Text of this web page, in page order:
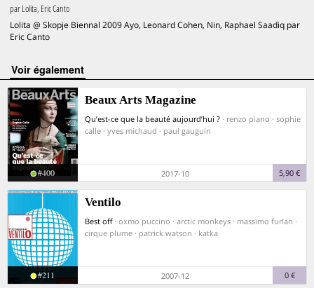
parLolita, Eric Canto
Lolita @ Skopje Biennal 2009 Ayo, Leonard Cohen, Nin, Raphael Saadiq par
Eric Canto
voir également
Beaux Arts Magazine
Qu’est-ce que la beauté aujourd’hui ? · renzo piano · sophie
calle · yves michaud · paul gauguin
#400 2017-10 5,90 €
Ventilo
Best off · oxmo puccino · arctic monkeys · massimo furlan ·
cirque plume · patrick watson · katka
#211 2007-12 0 €